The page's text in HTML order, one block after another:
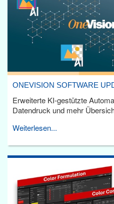
ONEVISION SOFTWARE
Erweiterte KI-gestützte
Datendruck und mehr
Weiterlesen...